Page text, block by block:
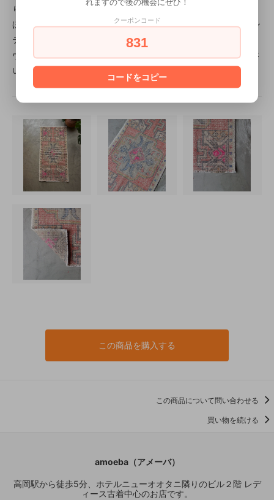
ります。
ほつれ、毛羽だち、染みなど見られる場合がありますが、ヴィン
テージデザインの一部として楽しんで頂ければ幸いです。
ヴィンテージラグ特有のシャビーシックな魅力をお楽しみくださ
い。
この商品を購入する
この商品について問い合わせる
買い物を続ける
amoeba（アメーバ）
高岡駅から徒歩5分、ホテルニューオオタニ隣りのビル２階 レデ
ィース古着中心のお店です。
クーポンコード
831
コードをコピー